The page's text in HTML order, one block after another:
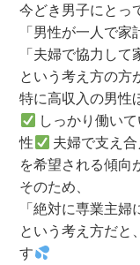
今どき男子にとっ
「男性が一人で家
「夫婦で協力して
という考え方の方
特に高収入の男性
しっかり働い
性
夫婦で支え
を希望される傾向
そのため、
「絶対に専業主婦
という考え方だと
す